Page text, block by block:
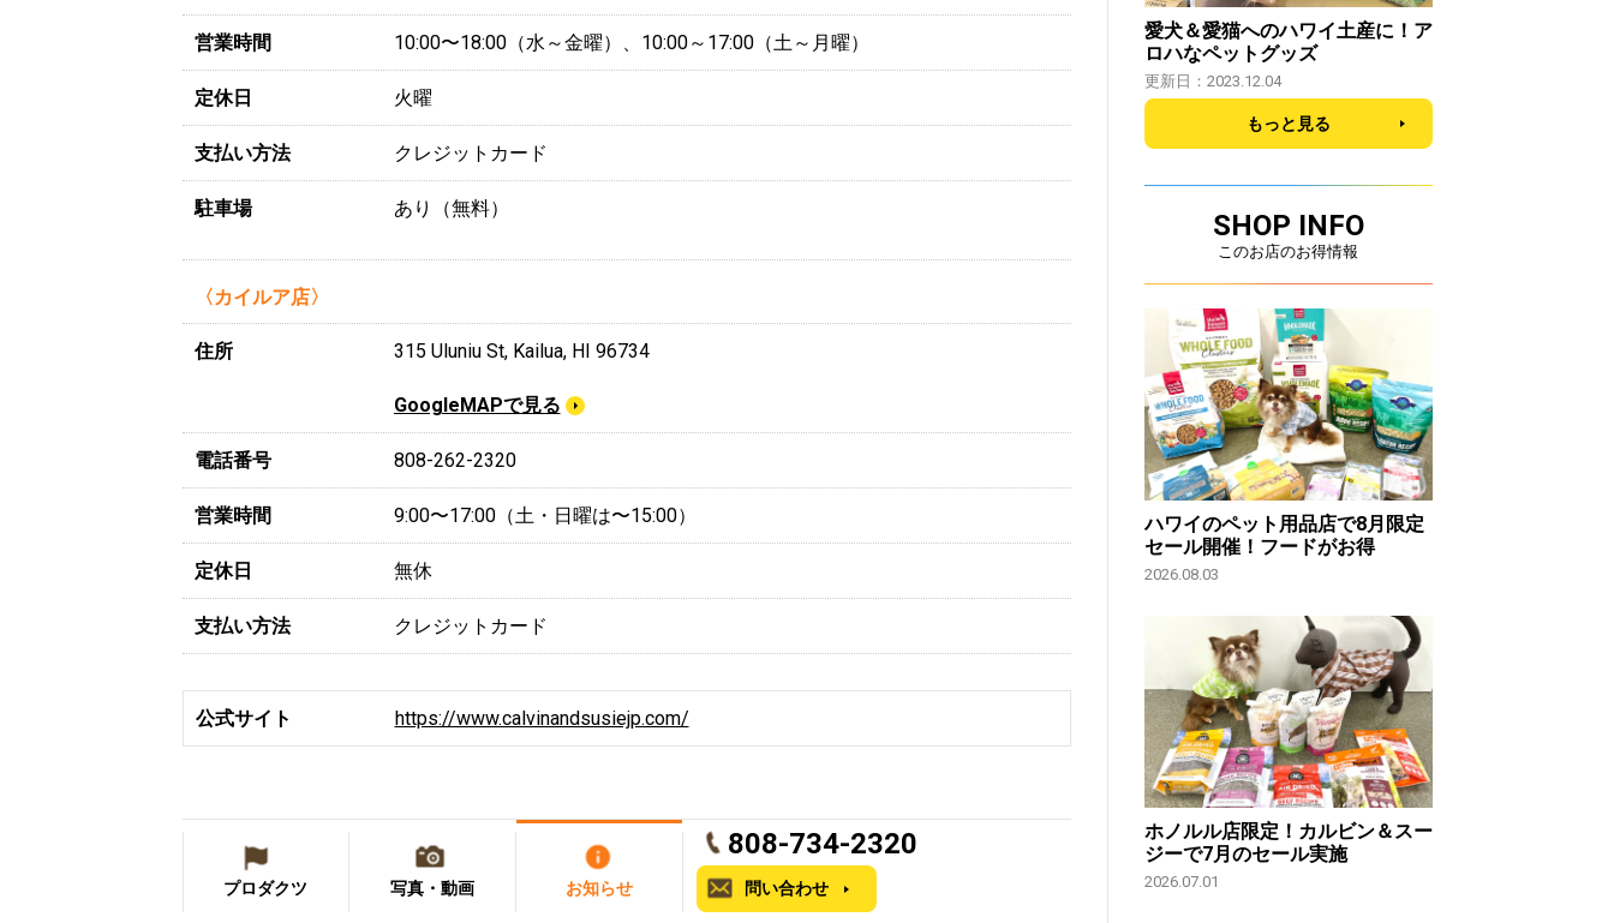
営業時間 10:00〜18:00（水～金曜）、10:00～17:00（土～月曜）
定休日 火曜
支払い方法 クレジットカード
駐車場 あり（無料）
〈カイルア店〉
住所 315 Uluniu St, Kailua, HI 96734
GoogleMAPで見る
電話番号 808-262-2320
営業時間 9:00〜17:00（土・日曜は〜15:00）
定休日 無休
支払い方法 クレジットカード
公式サイト https://www.calvinandsusiejp.com/
プロダクツ 写真・動画 お知らせ
808-734-2320
問い合わせ
愛犬＆愛猫へのハワイ土産に！ア
ロハなペットグッズ
更新日：2023.12.04
もっと見る
SHOP INFO
このお店のお得情報
ハワイのペット用品店で8月限定
セール開催！フードがお得
2026.08.03
ホノルル店限定！カルビン＆スー
ジーで7月のセール実施
2026.07.01